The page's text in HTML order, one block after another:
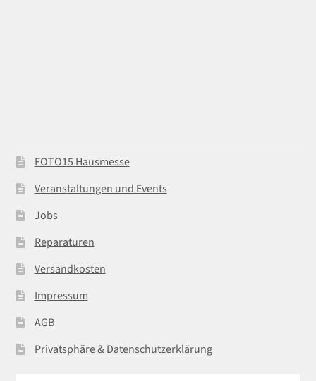
FOTO15 Hausmesse
Veranstaltungen und Events
Jobs
Reparaturen
Versandkosten
Impressum
AGB
Privatsphäre & Datenschutzerklärung